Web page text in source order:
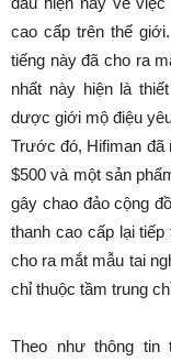
cao cấp trên thế
tiếng này đã cho ra
nhất này hiện là
dược giới mộ điệu
Trước đó, Hifiman đã
$500 và một sản
gây chao đảo cộng
thanh cao cấp lại
cho ra mắt mẫu tai
chỉ thuộc tầm trung
Theo như thông tin